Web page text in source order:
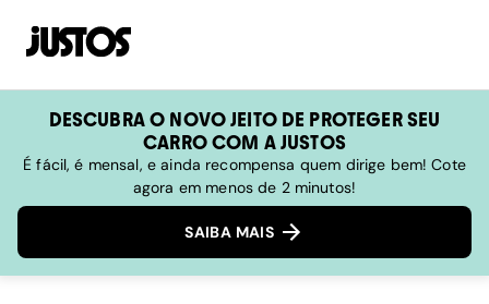
DESCUBRA O NOVO JEITO DE PROTEGER SEU
CARRO COM A JUSTOS
É fácil, é mensal, e ainda recompensa quem dirige bem! Cote
agora em menos de 2 minutos!
SAIBA MAIS